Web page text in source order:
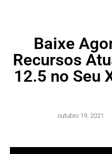
Baixe
Recursos
12.5 no Seu
outubro 19, 2021